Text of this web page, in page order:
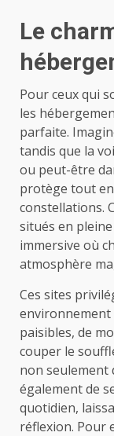
Le
Pour ceux qui
les
parfaite.
tandis que la
ou peut-être
protège tout
constellations.
situés en
immersive où
atmosphère
Ces sites
environnement
paisibles, de
couper le
non seulement
également de
quotidien,
réflexion. Pour